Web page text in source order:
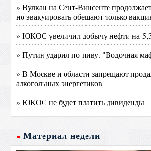
» Вулкан на Сент-Винсенте продолжает
но эвакуировать обещают только
» ЮКОС увеличил добычу нефти на
» Путин ударил по пиву. "Водочная
» В Москве и области запрещают
алкогольных энергетиков
» ЮКОС не будет платить дивиденды
Материал недели